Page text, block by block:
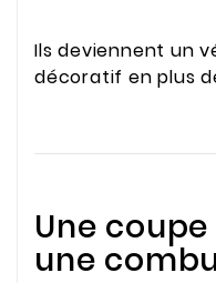
Ils deviennent un
décoratif en plus
Une
une